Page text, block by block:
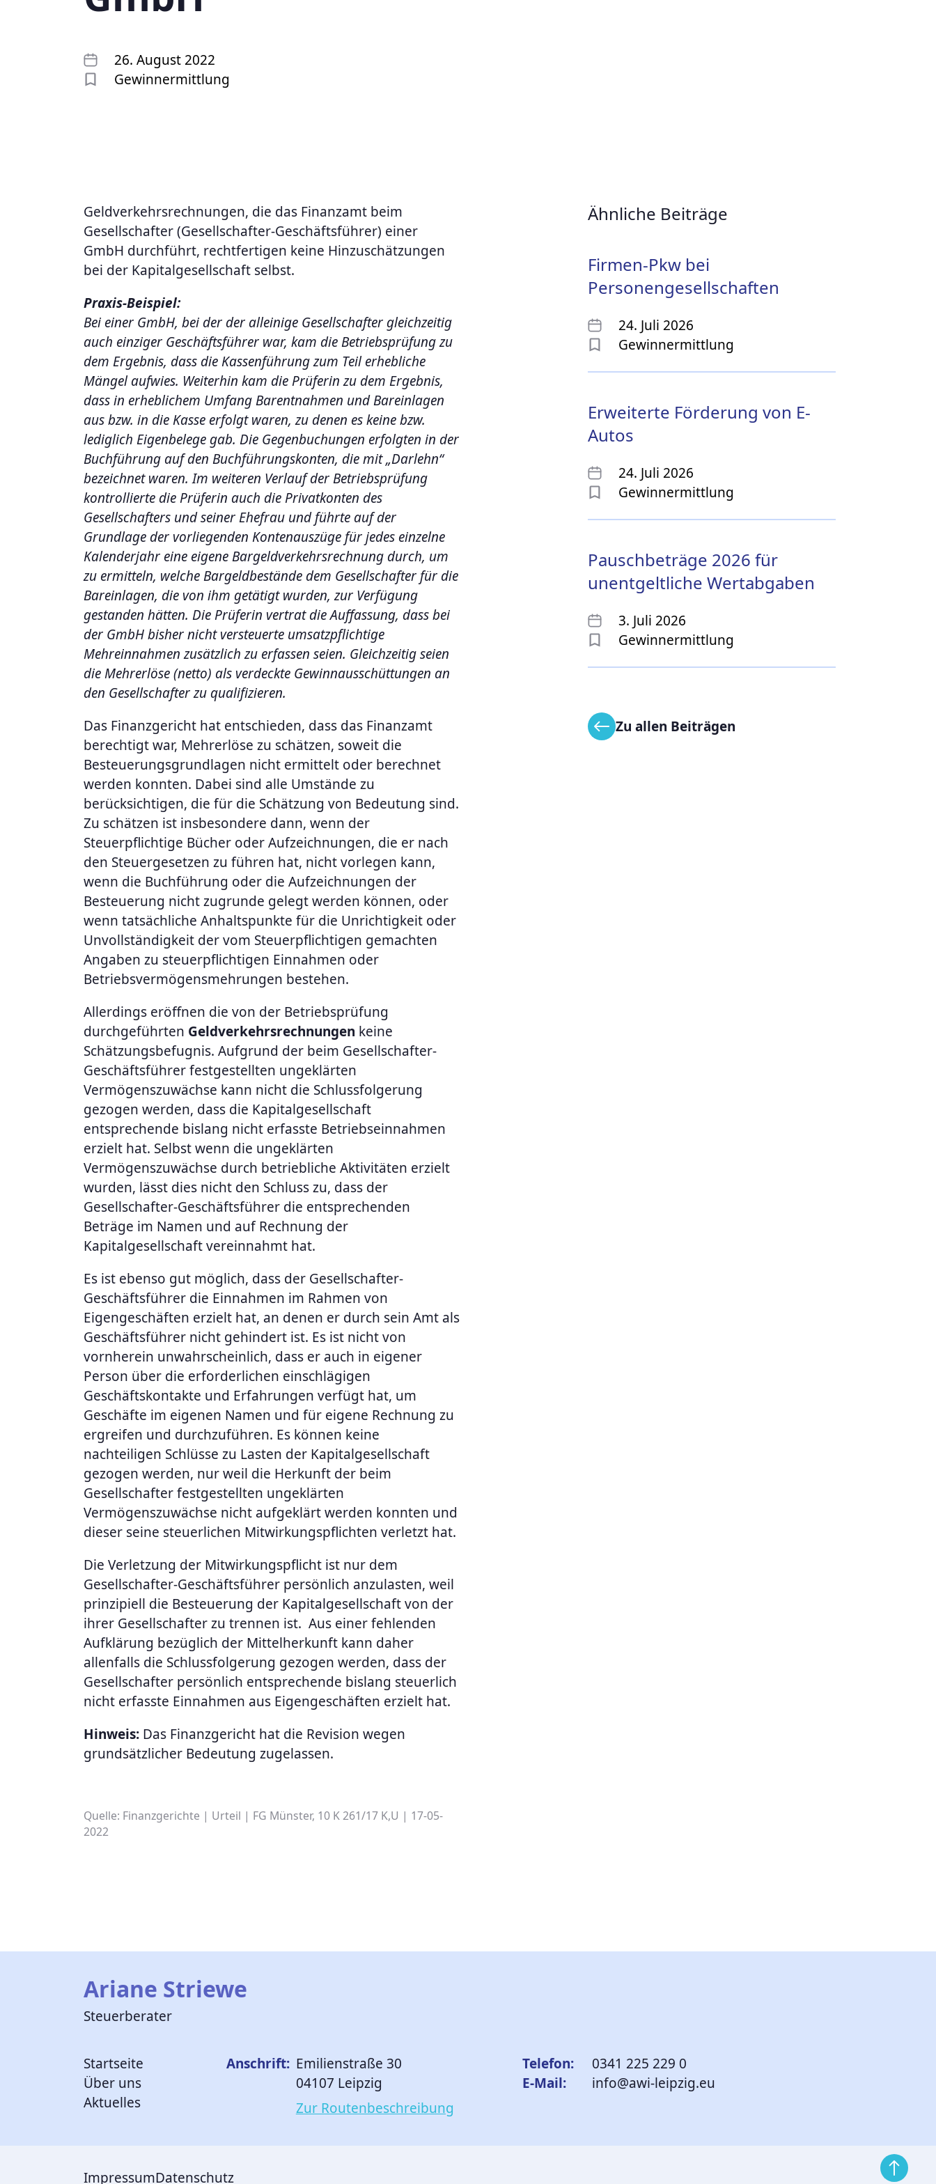
26. August 2022
Gewinnermittlung
Geldverkehrsrechnungen, die das Finanzamt beim
Gesellschafter (Gesellschafter-Geschäftsführer) einer
GmbH durchführt, rechtfertigen keine Hinzuschätzungen
bei der Kapitalgesellschaft selbst.
Praxis-Beispiel:
Bei einer GmbH, bei der der alleinige Gesellschafter gleichzeitig
auch einziger Geschäftsführer war, kam die Betriebsprüfung zu
dem Ergebnis, dass die Kassenführung zum Teil erhebliche
Mängel aufwies. Weiterhin kam die Prüferin zu dem Ergebnis,
dass in erheblichem Umfang Barentnahmen und Bareinlagen
aus bzw. in die Kasse erfolgt waren, zu denen es keine bzw.
lediglich Eigenbelege gab. Die Gegenbuchungen erfolgten in der
Buchführung auf den Buchführungskonten, die mit „Darlehn“
bezeichnet waren. Im weiteren Verlauf der Betriebsprüfung
kontrollierte die Prüferin auch die Privatkonten des
Gesellschafters und seiner Ehefrau und führte auf der
Grundlage der vorliegenden Kontenauszüge für jedes einzelne
Kalenderjahr eine eigene Bargeldverkehrsrechnung durch, um
zu ermitteln, welche Bargeldbestände dem Gesellschafter für die
Bareinlagen, die von ihm getätigt wurden, zur Verfügung
gestanden hätten. Die Prüferin vertrat die Auffassung, dass bei
der GmbH bisher nicht versteuerte umsatzpflichtige
Mehreinnahmen zusätzlich zu erfassen seien. Gleichzeitig seien
die Mehrerlöse (netto) als verdeckte Gewinnausschüttungen an
den Gesellschafter zu qualifizieren.
Das Finanzgericht hat entschieden, dass das Finanzamt
berechtigt war, Mehrerlöse zu schätzen, soweit die
Besteuerungsgrundlagen nicht ermittelt oder berechnet
werden konnten. Dabei sind alle Umstände zu
berücksichtigen, die für die Schätzung von Bedeutung sind.
Zu schätzen ist insbesondere dann, wenn der
Steuerpflichtige Bücher oder Aufzeichnungen, die er nach
den Steuergesetzen zu führen hat, nicht vorlegen kann,
wenn die Buchführung oder die Aufzeichnungen der
Besteuerung nicht zugrunde gelegt werden können, oder
wenn tatsächliche Anhaltspunkte für die Unrichtigkeit oder
Unvollständigkeit der vom Steuerpflichtigen gemachten
Angaben zu steuerpflichtigen Einnahmen oder
Betriebsvermögensmehrungen bestehen.
Allerdings eröffnen die von der Betriebsprüfung
durchgeführten Geldverkehrsrechnungen keine
Schätzungsbefugnis. Aufgrund der beim Gesellschafter-
Geschäftsführer festgestellten ungeklärten
Vermögenszuwächse kann nicht die Schlussfolgerung
gezogen werden, dass die Kapitalgesellschaft
entsprechende bislang nicht erfasste Betriebseinnahmen
erzielt hat. Selbst wenn die ungeklärten
Vermögenszuwächse durch betriebliche Aktivitäten erzielt
wurden, lässt dies nicht den Schluss zu, dass der
Gesellschafter-Geschäftsführer die entsprechenden
Beträge im Namen und auf Rechnung der
Kapitalgesellschaft vereinnahmt hat.
Es ist ebenso gut möglich, dass der Gesellschafter-
Geschäftsführer die Einnahmen im Rahmen von
Eigengeschäften erzielt hat, an denen er durch sein Amt als
Geschäftsführer nicht gehindert ist. Es ist nicht von
vornherein unwahrscheinlich, dass er auch in eigener
Person über die erforderlichen einschlägigen
Geschäftskontakte und Erfahrungen verfügt hat, um
Geschäfte im eigenen Namen und für eigene Rechnung zu
ergreifen und durchzuführen. Es können keine
nachteiligen Schlüsse zu Lasten der Kapitalgesellschaft
gezogen werden, nur weil die Herkunft der beim
Gesellschafter festgestellten ungeklärten
Vermögenszuwächse nicht aufgeklärt werden konnten und
dieser seine steuerlichen Mitwirkungspflichten verletzt hat.
Die Verletzung der Mitwirkungspflicht ist nur dem
Gesellschafter-Geschäftsführer persönlich anzulasten, weil
prinzipiell die Besteuerung der Kapitalgesellschaft von der
ihrer Gesellschafter zu trennen ist. Aus einer fehlenden
Aufklärung bezüglich der Mittelherkunft kann daher
allenfalls die Schlussfolgerung gezogen werden, dass der
Gesellschafter persönlich entsprechende bislang steuerlich
nicht erfasste Einnahmen aus Eigengeschäften erzielt hat.
Hinweis: Das Finanzgericht hat die Revision wegen
grundsätzlicher Bedeutung zugelassen.
Quelle: Finanzgerichte | Urteil | FG Münster, 10 K 261/17 K,U | 17-05-
2022
Ähnliche Beiträge
Firmen-Pkw bei
Personengesellschaften
24. Juli 2026
Gewinnermittlung
Erweiterte Förderung von E-
Autos
24. Juli 2026
Gewinnermittlung
Pauschbeträge 2026 für
unentgeltliche Wertabgaben
3. Juli 2026
Gewinnermittlung
Zu allen Beiträgen
Ariane Striewe
Steuerberater
Startseite
Über uns
Aktuelles
Anschrift: Emilienstraße 30
04107 Leipzig
Zur Routen­beschreibung
Telefon:
0341 225 229 0
E-Mail:
info@awi-leipzig.eu
ImpressumDatenschutz